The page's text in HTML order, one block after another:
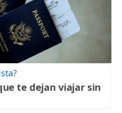
te dejan viajar sin